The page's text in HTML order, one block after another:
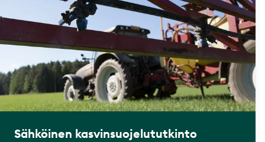
Sähköinen kasvinsuojelututkinto